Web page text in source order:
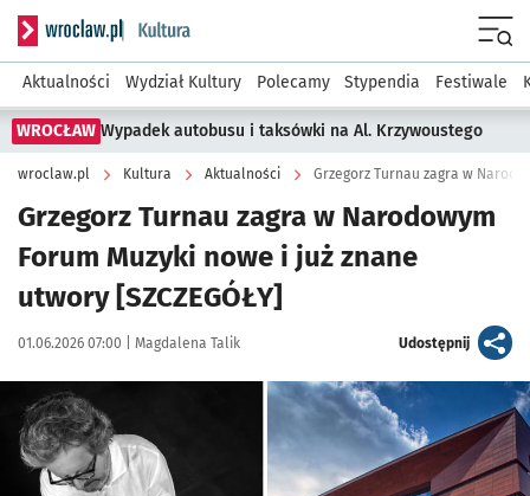
Serwis informacyjny wroclaw.pl podserwis: Kultura
Aktualności Wydział Kultury Polecamy Stypendia Festiwale
WROCŁAW Wypadek autobusu i taksówki na Al. Krzywoustego
wroclaw.pl Kultura Aktualności Grzegorz Turnau zagra w
Grzegorz Turnau zagra w Narodowym
Forum Muzyki nowe i już znane
utwory [SZCZEGÓŁY]
Data publikacji:
01.06.2026 07:00 | Autor:
Magdalena Talik Udostępnijartykuł
Kliknij, aby powiększyć